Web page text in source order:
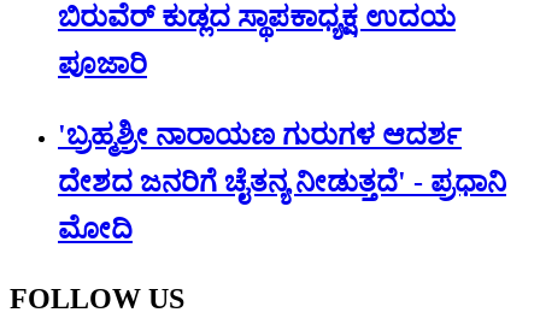
ಬಿರುವೆರ್ ಕುಡ್ಲದ ಸ್ಥಾಪಕಾಧ್ಯಕ್ಷ ಉದಯ
ಪೂಜಾರಿ
'ಬ್ರಹ್ಮಶ್ರೀ ನಾರಾಯಣ ಗುರುಗಳ ಆದರ್ಶ
ದೇಶದ ಜನರಿಗೆ ಚೈತನ್ಯ ನೀಡುತ್ತದೆ' - ಪ್ರಧಾನಿ
ಮೋದಿ
FOLLOW US